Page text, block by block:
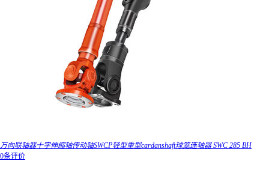
万向联轴器十字伸缩轴传动轴SWCP轻型重型cardanshaft球笼连轴器 SWC 285 BH
0条评价